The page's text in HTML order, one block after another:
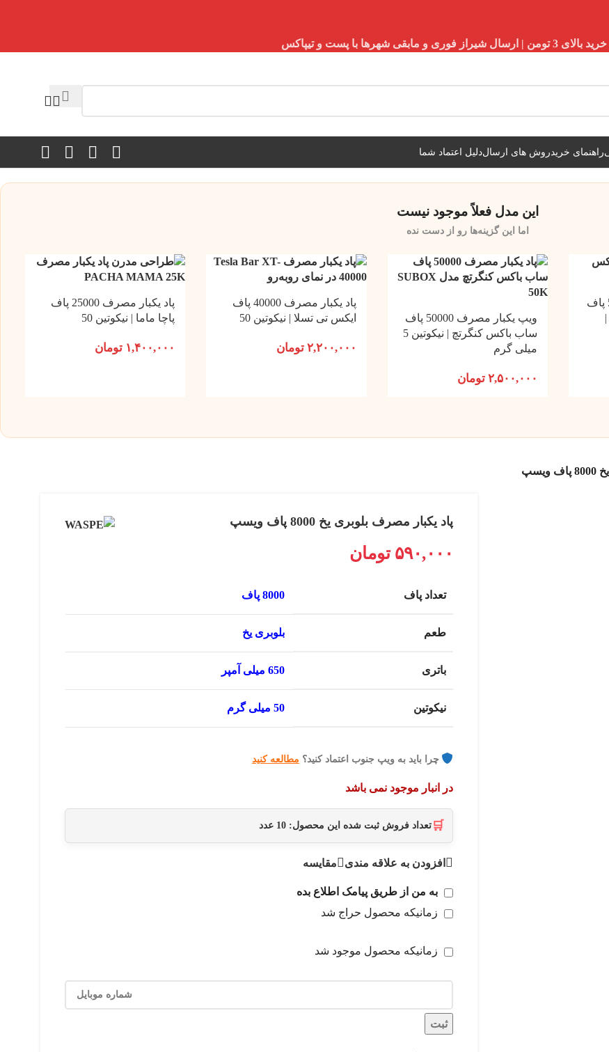
مابقی شهرها با پست و تیپاکس
راهنمای خریدروش های ارسالدلیل اعتماد شما
این مدل فعلاً موجود نیست
اما این گزینه‌ها رو از دست نده
ویپ یکبار مصرف 50000 پاف
ویپ یکبار مصرف 50000 پاف
ساب باکس کنگرتچ | نیکوتین 5
میلی گرم
۲,۵۰۰,۰۰۰ تومان
پاد یکبار مصرف 40000 پاف
ایکس تی تسلا | نیکوتین 50
۲,۲۰۰,۰۰۰ تومان
پاد یکبار مصرف 25000 پاف
پاچا ماما | نیکوتین 50
۱,۴۰۰,۰۰۰ تومان
پاد یکبار مصرف بلوبری یخ 8000 پاف ویسپ
۵۹۰,۰۰۰ تومان
تعداد پاف 8000 پاف
طعم بلوبری یخ
باتری 650 میلی آمپر
نیکوتین 50 میلی گرم
چرا باید به ویپ جنوب اعتماد کنید؟ مطالعه کنید
در انبار موجود نمی باشد
🛒 تعداد فروش ثبت شده این محصول: 10 عدد
افزودن به علاقه مندی مقایسه
به من از طریق پیامک اطلاع بده
زمانیکه محصول حراج شد
زمانیکه محصول موجود شد
ثبت